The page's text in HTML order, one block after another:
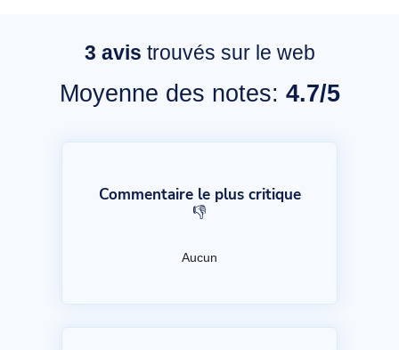
3 avis trouvés sur le web
Moyenne des notes: 4.7/5
Commentaire le plus critique
👎
Aucun